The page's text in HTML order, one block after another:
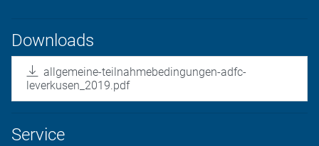
Downloads
allgemeine-teilnahmebedingungen-adfc-
leverkusen_2019.pdf
Service